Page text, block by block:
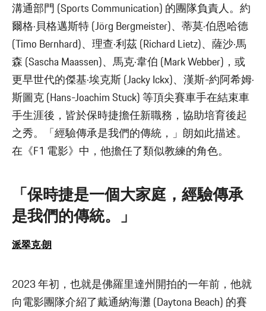
溝通部門 (Sports Communication) 的團隊負責人。約
爾格·貝格邁斯特 (Jörg Bergmeister)、蒂莫·伯恩哈德
(Timo Bernhard)、理查·利茲 (Richard Lietz)、薩沙·馬
森 (Sascha Maassen)、馬克·韋伯 (Mark Webber)，或
更早世代的傑基·埃克斯 (Jacky Ickx)、漢斯-約阿希姆·
斯圖克 (Hans-Joachim Stuck) 等頂尖賽車手在結束車
手生涯後，皆於保時捷擔任新職務，協助培育後起
之秀。「經驗傳承是我們的傳統，」朗如此描述。
在《F1 電影》中，他擔任了類似教練的角色。
「保時捷是一個大家庭，經驗傳承
是我們的傳統。」
派翠克·朗
2023 年初，也就是佛羅里達州開拍的一年前，他就
向電影團隊介紹了戴通納海灘 (Daytona Beach) 的賽